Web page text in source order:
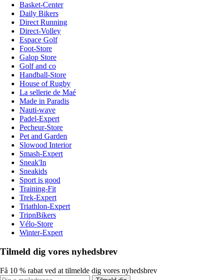
Basket-Center
Daily Bikers
Direct Running
Direct-Volley
Espace Golf
Foot-Store
Galop Store
Golf and co
Handball-Store
House of Rugby
La sellerie de Maé
Made in Paradis
Nauti-wave
Padel-Expert
Pecheur-Store
Pet and Garden
Slowood Interior
Smash-Expert
Sneak'In
Sneakids
Sport is good
Training-Fit
Trek-Expert
Triathlon-Expert
TripnBikers
Vélo-Store
Winter-Expert
Tilmeld dig vores nyhedsbrev
Få 10 % rabat ved at tilmelde dig vores nyhedsbrev